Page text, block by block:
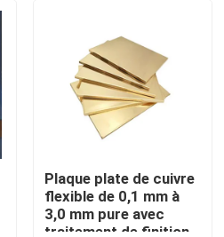
Plaque plate de cuivre
flexible de 0,1 mm à
3,0 mm pure avec
traitement de finition